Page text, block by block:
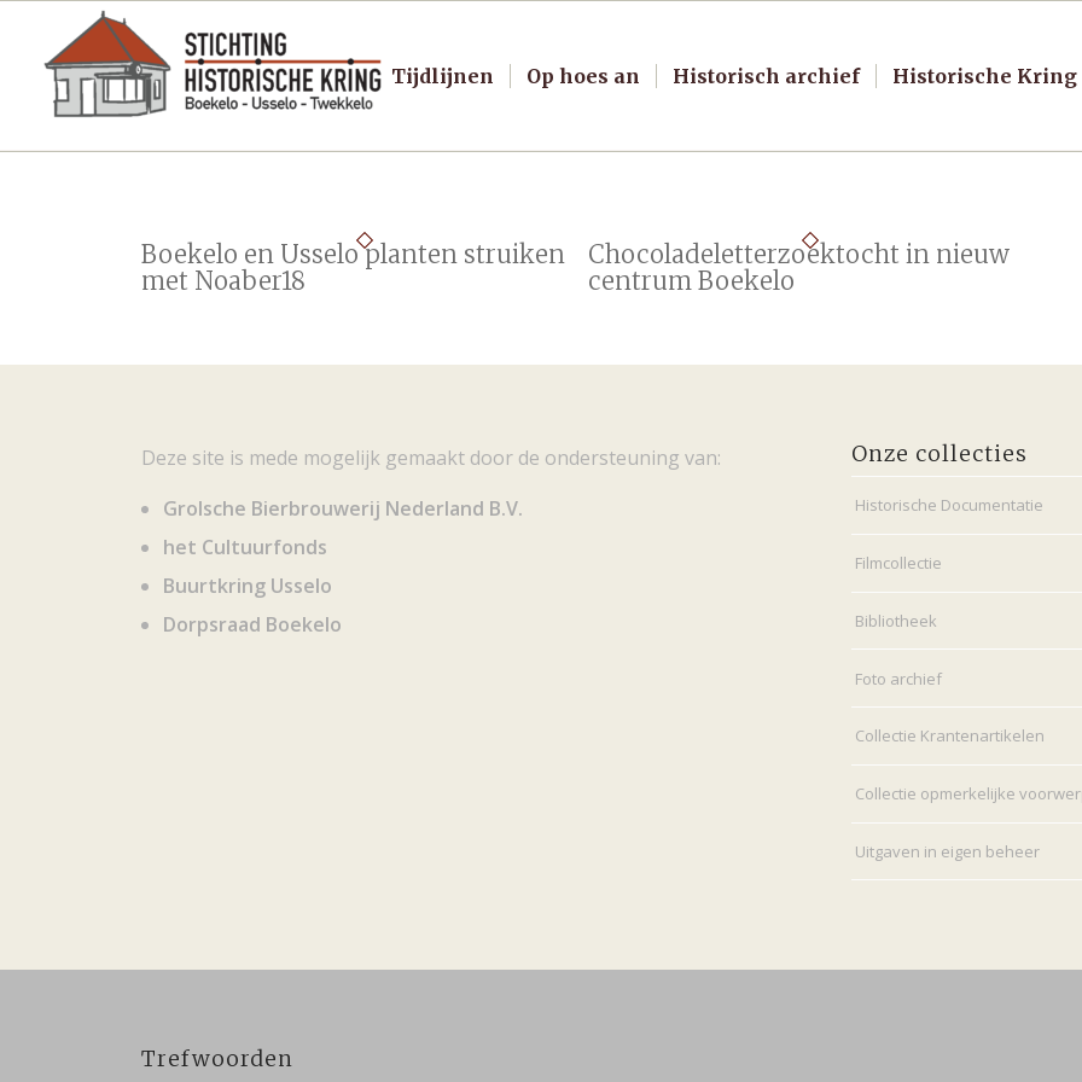
Tijdlijnen Op hoes an Historisch archief Historische Kring
Boekelo en Usselo planten struiken
met Noaber18
Chocoladeletterzoektocht in nieuw
centrum Boekelo
Deze site is mede mogelijk gemaakt door de ondersteuning van:
Grolsche Bierbrouwerij Nederland B.V.
het Cultuurfonds
Buurtkring Usselo
Dorpsraad Boekelo
Onze collecties
Historische Documentatie
Filmcollectie
Bibliotheek
Foto archief
Collectie Krantenartikelen
Collectie opmerkelijke
Uitgaven in eigen beheer
Trefwoorden